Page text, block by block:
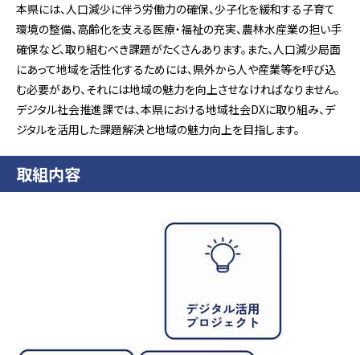
本県には、人口減少に伴う労働力の確保、少子化を緩和する子育て
環境の整備、高齢化を支える医療・福祉の充実、農林水産業の担い手
確保など、取り組むべき課題がたくさんあります。また、人口減少局面
にあって地域を活性化するためには、県外から人や産業等を呼び込
む必要があり、それには地域の魅力を向上させなければなりません。
デジタル社会推進課では、本県における地域社会DXに取り組み、デ
ジタルを活用した課題解決と地域の魅力向上を目指します。
取組内容